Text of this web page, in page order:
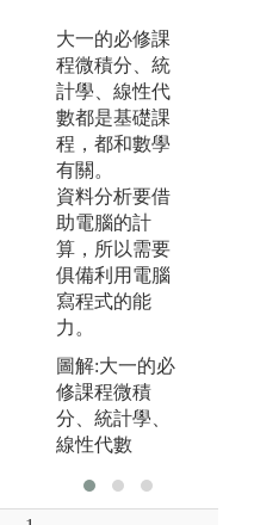
版權:東海大學
統計系自有照
片
大一的必修課
程微積分、統
計學、線性代
數都是基礎課
程，都和數學
有關。
資料分析要借
助電腦的計
算，所以需要
俱備利用電腦
寫程式的能
力。
圖解:大一的必
修課程微積
分、統計學、
線性代數